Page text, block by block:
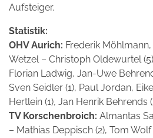
Aufsteiger.
Statistik:
OHV Aurich: Frederik
Wetzel – Christoph Oldewurtel
Florian Ladwig, Jan-Uwe
Sven Seidler (1), Paul Jordan,
Hertlein (1), Jan Henrik Behrends
TV Korschenbroich: Almantas
– Mathias Deppisch (2), Tom